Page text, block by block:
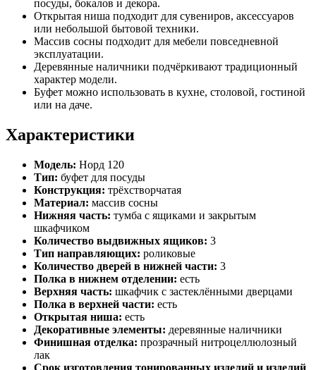
посуды, бокалов и декора.
Открытая ниша подходит для сувениров, аксессуаров
или небольшой бытовой техники.
Массив сосны подходит для мебели повседневной
эксплуатации.
Деревянные наличники подчёркивают традиционный
характер модели.
Буфет можно использовать в кухне, столовой, гостиной
или на даче.
Характеристики
Модель: Норд 120
Тип: буфет для посуды
Конструкция: трёхстворчатая
Материал: массив сосны
Нижняя часть: тумба с ящиками и закрытым
шкафчиком
Количество выдвижных ящиков: 3
Тип направляющих: роликовые
Количество дверей в нижней части: 3
Полка в нижнем отделении: есть
Верхняя часть: шкафчик с застеклёнными дверцами
Полка в верхней части: есть
Открытая ниша: есть
Декоративные элементы: деревянные наличники
Финишная отделка: прозрачный нитроцеллюлозный
лак
Срок изготовления тонированных изделий и изделий